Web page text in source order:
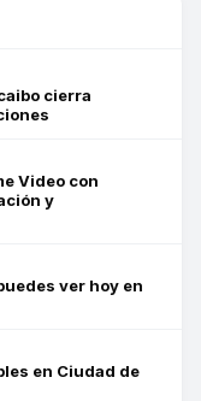
cierra
Video con
y
ver hoy en
en Ciudad de